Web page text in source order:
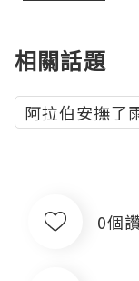
相關話題
阿拉伯安撫了
0個